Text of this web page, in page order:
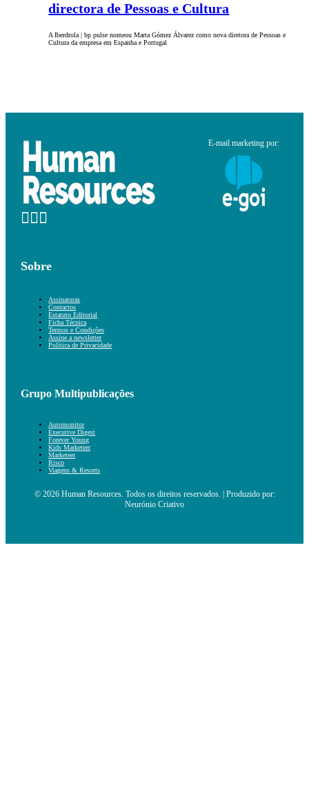
directora de Pessoas e Cultura
A Iberdrola | bp pulse nomeou Marta Gómez Álvarez como nova diretora de Pessoas e
Cultura da empresa em Espanha e Portugal
E-mail marketing por:
Sobre
Assinaturas
Contactos
Estatuto Editorial
Ficha Técnica
Termos e Condições
Assine a newsletter
Política de Privacidade
Grupo Multipublicações
Automonitor
Executive Digest
Forever Young
Kids Marketeer
Marketeer
Risco
Viagens & Resorts
© 2026 Human Resources. Todos os direitos reservados. | Produzido por:
Neurónio Criativo